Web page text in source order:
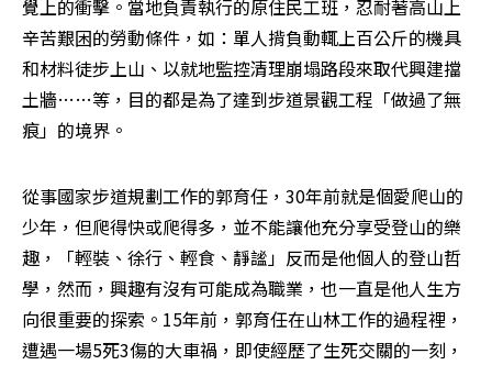
覺上的衝擊。當地負責執行的原住民工班，忍耐著高山上
辛苦艱困的勞動條件，如：單人揹負動輒上百公斤的機具
和材料徒步上山、以就地監控清理崩塌路段來取代興建擋
土牆……等，目的都是為了達到步道景觀工程「做過了無
痕」的境界。
從事國家步道規劃工作的郭育任，30年前就是個愛爬山的
少年，但爬得快或爬得多，並不能讓他充分享受登山的樂
趣，「輕裝、徐行、輕食、靜謐」反而是他個人的登山哲
學，然而，興趣有沒有可能成為職業，也一直是他人生方
向很重要的探索。15年前，郭育任在山林工作的過程裡，
遭遇一場5死3傷的大車禍，即使經歷了生死交關的一刻，